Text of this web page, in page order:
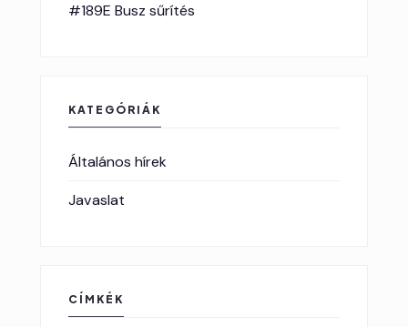
#189E Busz sűrítés
KATEGÓRIÁK
Általános hírek
Javaslat
CÍMKÉK